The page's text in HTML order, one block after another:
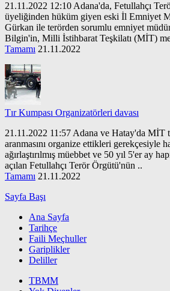
21.11.2022 12:10 Adana'da, Fetullahçı
üyeliğinden hüküm giyen eski İl Emniyet
Gürkan ile terörden sorumlu emniyet müdür
Bilgin'in, Milli İstihbarat Teşkilatı (MİT)
Tamamı 21.11.2022
Tır Kumpası Organizatörleri davası
21.11.2022 11:57 Adana ve Hatay'da MİT
aranmasını organize ettikleri gerekçesiyle
ağırlaştırılmış müebbet ve 50 yıl 5'er ay
açılan Fetullahçı Terör Örgütü'nün ..
Tamamı 21.11.2022
Sayfa Başı
Ana Sayfa
Tarihçe
Faili Meçhuller
Gariplikler
Deliller
TBMM